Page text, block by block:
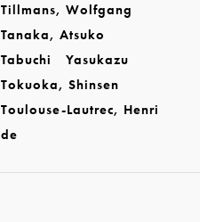
Tillmans, Wolfgang
Tanaka, Atsuko
Tabuchi Yasukazu
Tokuoka, Shinsen
Toulouse-Lautrec, Henri
de